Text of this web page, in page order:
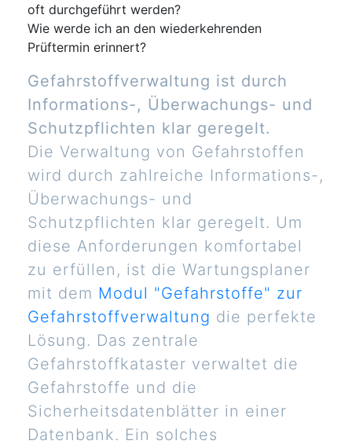
oft durchgeführt werden?
Wie werde ich an den wiederkehrenden
Prüftermin erinnert?
Gefahrstoffverwaltung ist durch
Informations-, Überwachungs- und
Schutzpflichten klar geregelt.
Die Verwaltung von Gefahrstoffen
wird durch zahlreiche Informations-,
Überwachungs- und
Schutzpflichten klar geregelt. Um
diese Anforderungen komfortabel
zu erfüllen, ist die Wartungsplaner
mit dem Modul "Gefahrstoffe" zur
Gefahrstoffverwaltung die perfekte
Lösung. Das zentrale
Gefahrstoffkataster verwaltet die
Gefahrstoffe und die
Sicherheitsdatenblätter in einer
Datenbank. Ein solches